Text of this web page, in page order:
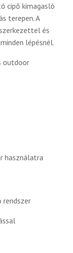
cipő kimagasló
terepen. A
és
lépésnél.
outdoor
használatra
rendszer